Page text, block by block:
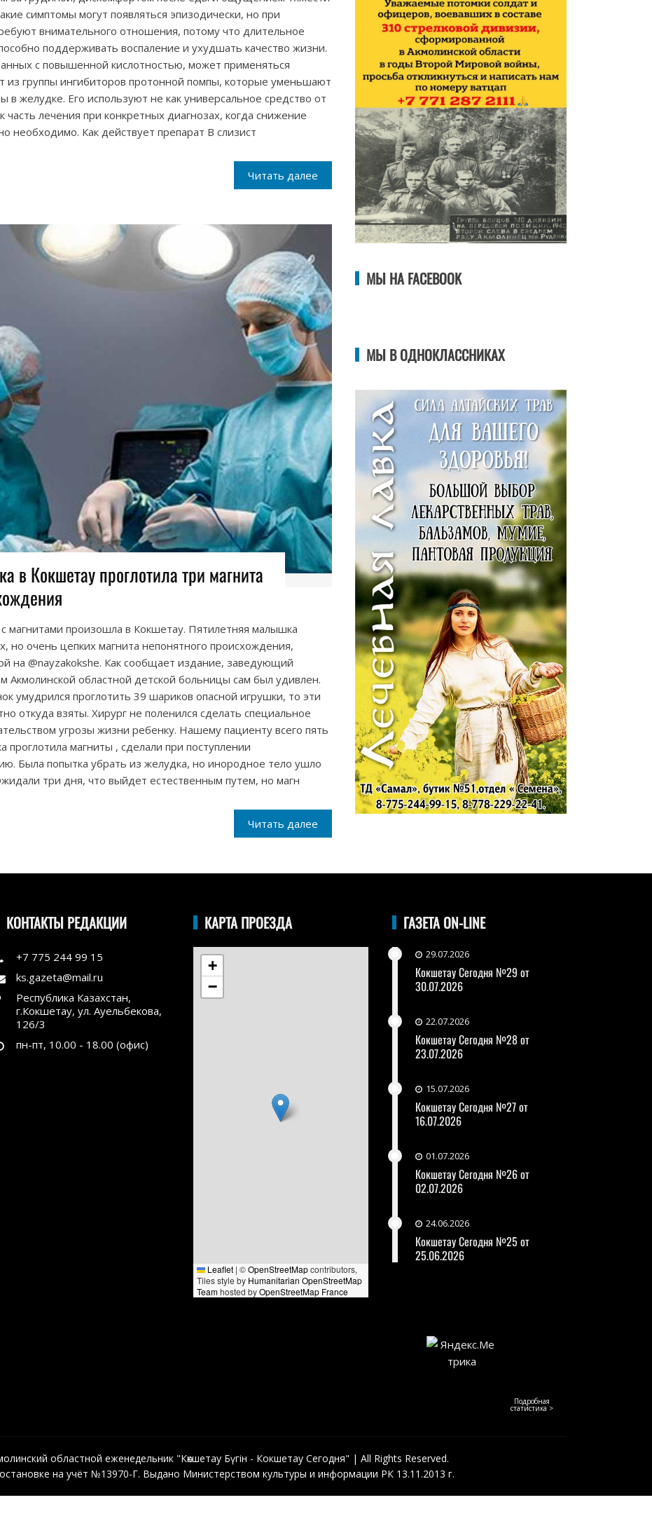
симптомы могут появляться эпизодически, но при
внимательного отношения, потому что длительное
поддерживать воспаление и ухудшать качество жизни.
с повышенной кислотностью, может применяться
из группы ингибиторов протонной помпы, которые уменьшают
в желудке. Его используют не как универсальное средство от
часть лечения при конкретных диагнозах, когда снижение
необходимо. Как действует препарат В слизист
Читать далее
в Кокшетау проглотила три магнита
магнитами произошла в Кокшетау. Пятилетняя малышка
но очень цепких магнита непонятного происхождения,
на @nayzakokshe. Как сообщает издание, заведующий
Акмолинской областной детской больницы сам был удивлен.
умудрился проглотить 39 шариков опасной игрушки, то эти
откуда взяты. Хирург не поленился сделать специальное
угрозы жизни ребенку. Нашему пациенту всего пять
проглотила магниты , сделали при поступлении
Была попытка убрать из желудка, но инородное тело ушло
три дня, что выйдет естественным путем, но магн
Читать далее
МЫ НА FACEBOOK
МЫ В ОДНОКЛАССНИКАХ
КОНТАКТЫ РЕДАКЦИИ
+7 775 244 99 15
ks.gazeta@mail.ru
Республика Казахстан,
г.Кокшетау, ул. Ауельбекова,
126/3
пн-пт, 10.00 - 18.00 (офис)
КАРТА ПРОЕЗДА
+
−
Leaflet | ©OpenStreetMapcontributors,
Tiles style by Humanitarian OpenStreetMap
Teamhosted byOpenStreetMap France
ГАЗЕТА ON-LINE
29.07.2026
Кокшетау Сегодня №29 от
30.07.2026
22.07.2026
Кокшетау Сегодня №28 от
23.07.2026
15.07.2026
Кокшетау Сегодня №27 от
16.07.2026
01.07.2026
Кокшетау Сегодня №26 от
02.07.2026
24.06.2026
Кокшетау Сегодня №25 от
25.06.2026
Подробная
статистика >
областной еженедельник "Көкшетау Бүгін - Кокшетау Сегодня" | All Rights Reserved.
на учёт №13970-Г. Выдано Министерством культуры и информации РК 13.11.2013 г.